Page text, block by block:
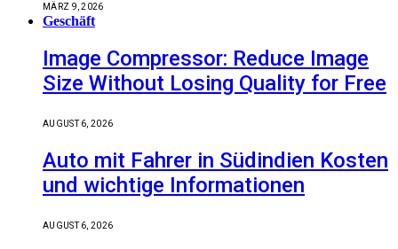
MÄRZ 9, 2026
Geschäft
Image Compressor: Reduce Image
Size Without Losing Quality for Free
AUGUST 6, 2026
Auto mit Fahrer in Südindien Kosten
und wichtige Informationen
AUGUST 6, 2026